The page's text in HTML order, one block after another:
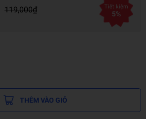
119,000₫ Tiết kiệm
5%
THÊM VÀO GIỎ